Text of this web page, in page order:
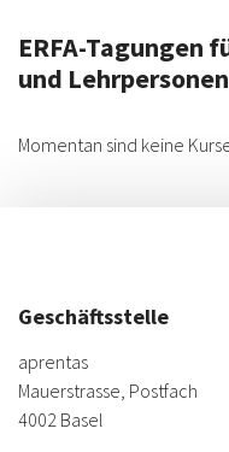
ERFA-Tagungen
und Lehrpersonen
Momentan sind keine
Geschäftsstelle
aprentas
Mauerstrasse, Postfach
4002 Basel